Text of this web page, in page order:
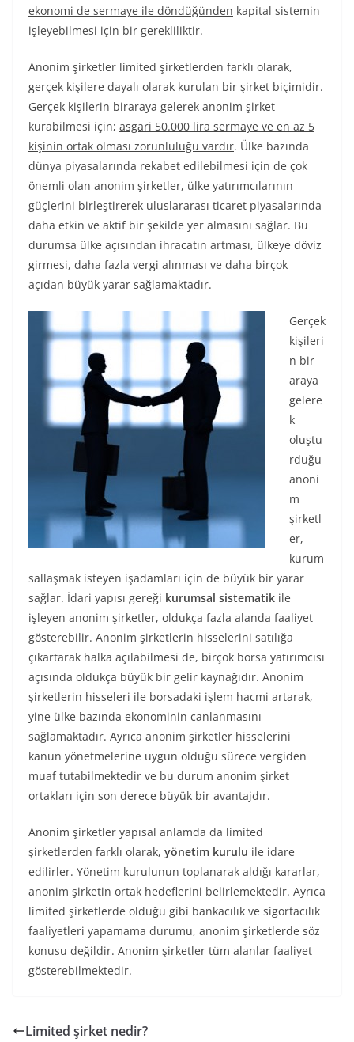
ekonomi de sermaye ile döndüğünden kapital sistemin
işleyebilmesi için bir gerekliliktir.
Anonim şirketler limited şirketlerden farklı olarak,
gerçek kişilere dayalı olarak kurulan bir şirket biçimidir.
Gerçek kişilerin biraraya gelerek anonim şirket
kurabilmesi için; asgari 50.000 lira sermaye ve en az 5
kişinin ortak olması zorunluluğu vardır. Ülke bazında
dünya piyasalarında rekabet edilebilmesi için de çok
önemli olan anonim şirketler, ülke yatırımcılarının
güçlerini birleştirerek uluslararası ticaret piyasalarında
daha etkin ve aktif bir şekilde yer almasını sağlar. Bu
durumsa ülke açısından ihracatın artması, ülkeye döviz
girmesi, daha fazla vergi alınması ve daha birçok
açıdan büyük yarar sağlamaktadır.
Gerçek
kişileri
n bir
araya
gelere
k
oluştu
rduğu
anoni
m
şirketl
er,
kurum
sallaşmak isteyen işadamları için de büyük bir yarar
sağlar. İdari yapısı gereği kurumsal sistematik ile
işleyen anonim şirketler, oldukça fazla alanda faaliyet
gösterebilir. Anonim şirketlerin hisselerini satılığa
çıkartarak halka açılabilmesi de, birçok borsa yatırımcısı
açısında oldukça büyük bir gelir kaynağıdır. Anonim
şirketlerin hisseleri ile borsadaki işlem hacmi artarak,
yine ülke bazında ekonominin canlanmasını
sağlamaktadır. Ayrıca anonim şirketler hisselerini
kanun yönetmelerine uygun olduğu sürece vergiden
muaf tutabilmektedir ve bu durum anonim şirket
ortakları için son derece büyük bir avantajdır.
Anonim şirketler yapısal anlamda da limited
şirketlerden farklı olarak, yönetim kurulu ile idare
edilirler. Yönetim kurulunun toplanarak aldığı kararlar,
anonim şirketin ortak hedeflerini belirlemektedir. Ayrıca
limited şirketlerde olduğu gibi bankacılık ve sigortacılık
faaliyetleri yapamama durumu, anonim şirketlerde söz
konusu değildir. Anonim şirketler tüm alanlar faaliyet
gösterebilmektedir.
Limited şirket nedir?